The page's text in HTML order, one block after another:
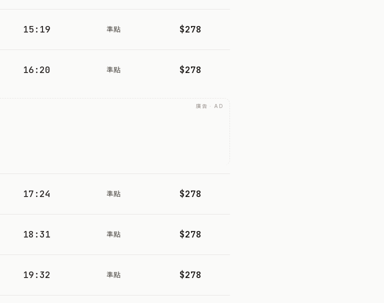
15:19 準點 $278
16:20 準點 $278
廣告 · AD
17:24 準點 $278
18:31 準點 $278
19:32 準點 $278